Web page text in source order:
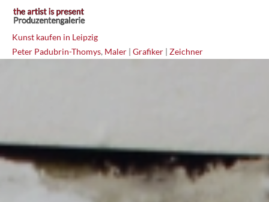
Kunst kaufen in Leipzig
Peter Padubrin-Thomys, Maler | Grafiker | Zeichner